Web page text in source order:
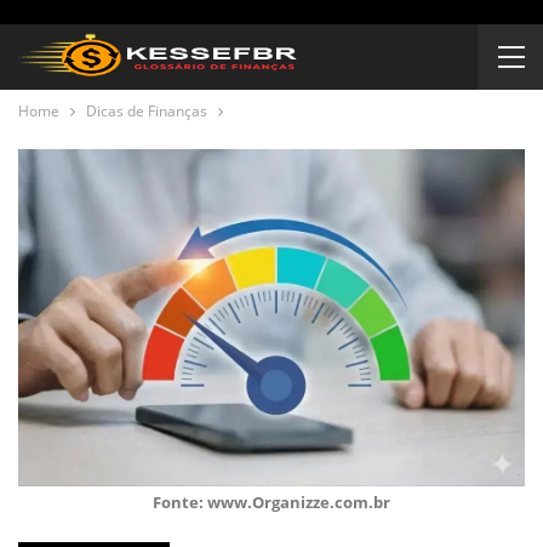
Home Dicas de Finanças
Fonte: www.Organizze.com.br